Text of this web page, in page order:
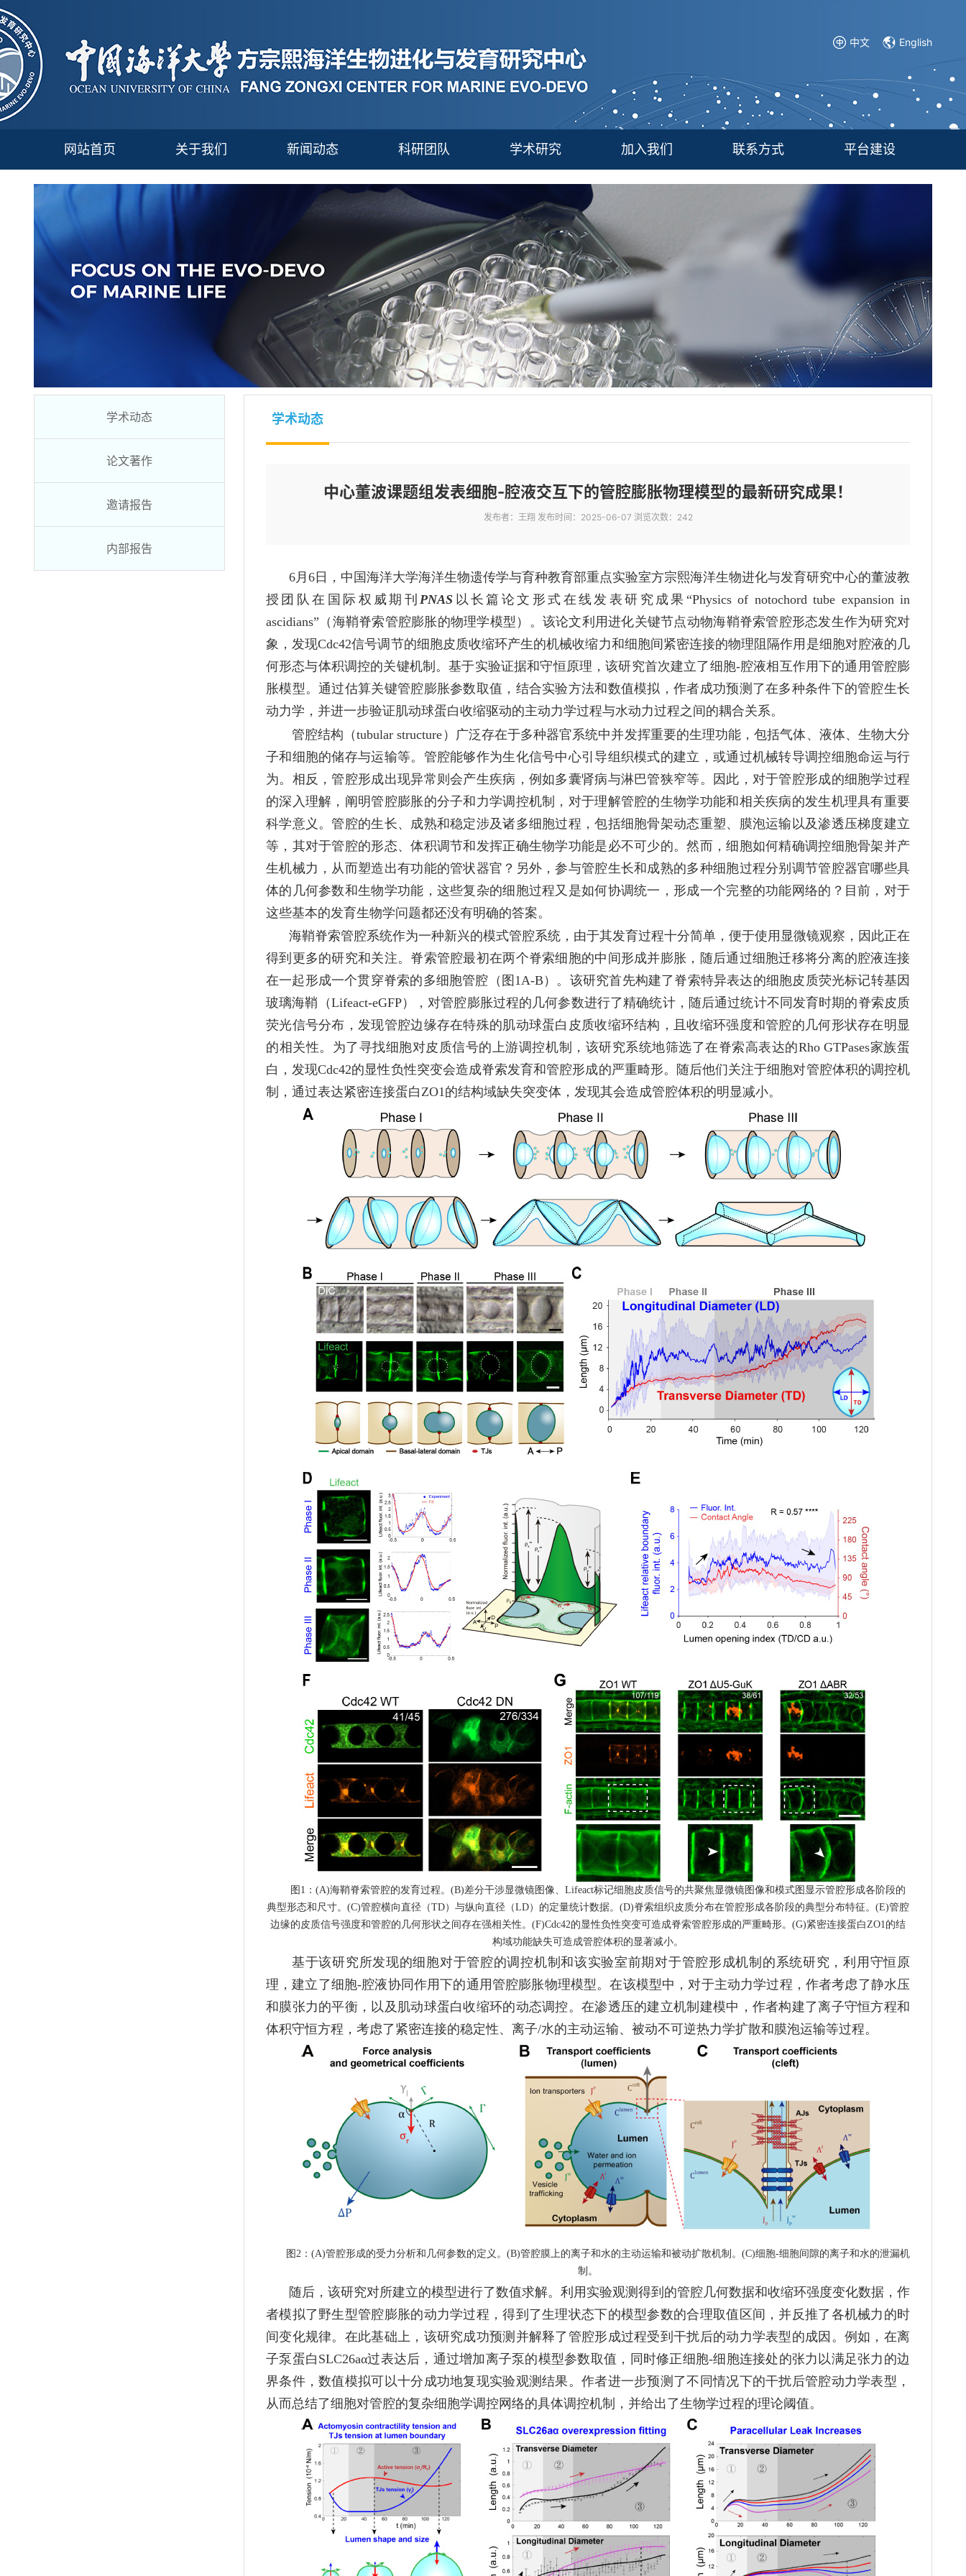
English
中文
网站首页 关于我们 新闻动态 科研团队 学术研究 加入我们 联系方式 平台建设
学术动态
论文著作
邀请报告
内部报告
学术动态
中心董波课题组发表细胞-腔液交互下的管腔膨胀物理模型的最新研究成果！
发布者：王翔 发布时间：2025-06-07 浏览次数： 242
6月6日，中国海洋大学海洋生物遗传学与育种教育部重点实验室方宗熙海洋生物进化与发育研究中心的董波教
授团队在国际权威期刊PNAS 以长篇论文形式在线发表研究成果“Physics of notochord tube expansion in
ascidians”（海鞘脊索管腔膨胀的物理学模型）。该论文利用进化关键节点动物海鞘脊索管腔形态发生作为研究对
象，发现Cdc42信号调节的细胞皮质收缩环产生的机械收缩力和细胞间紧密连接的物理阻隔作用是细胞对腔液的几
何形态与体积调控的关键机制。基于实验证据和守恒原理，该研究首次建立了细胞-腔液相互作用下的通用管腔膨
胀模型。通过估算关键管腔膨胀参数取值，结合实验方法和数值模拟，作者成功预测了在多种条件下的管腔生长
动力学，并进一步验证肌动球蛋白收缩驱动的主动力学过程与水动力过程之间的耦合关系。
管腔结构（tubular structure）广泛存在于多种器官系统中并发挥重要的生理功能，包括气体、液体、生物大分
子和细胞的储存与运输等。管腔能够作为生化信号中心引导组织模式的建立，或通过机械转导调控细胞命运与行
为。相反，管腔形成出现异常则会产生疾病，例如多囊肾病与淋巴管狭窄等。因此，对于管腔形成的细胞学过程
的深入理解，阐明管腔膨胀的分子和力学调控机制，对于理解管腔的生物学功能和相关疾病的发生机理具有重要
科学意义。管腔的生长、成熟和稳定涉及诸多细胞过程，包括细胞骨架动态重塑、膜泡运输以及渗透压梯度建立
等，其对于管腔的形态、体积调节和发挥正确生物学功能是必不可少的。然而，细胞如何精确调控细胞骨架并产
生机械力，从而塑造出有功能的管状器官？另外，参与管腔生长和成熟的多种细胞过程分别调节管腔器官哪些具
体的几何参数和生物学功能，这些复杂的细胞过程又是如何协调统一，形成一个完整的功能网络的？目前，对于
这些基本的发育生物学问题都还没有明确的答案。
海鞘脊索管腔系统作为一种新兴的模式管腔系统，由于其发育过程十分简单，便于使用显微镜观察，因此正在
得到更多的研究和关注。脊索管腔最初在两个脊索细胞的中间形成并膨胀，随后通过细胞迁移将分离的腔液连接
在一起形成一个贯穿脊索的多细胞管腔（ 图1A-B ）。该研究首先构建了脊索特异表达的细胞皮质荧光标记转基因
玻璃海鞘（Lifeact-eGFP），对管腔膨胀过程的几何参数进行了精确统计，随后通过统计不同发育时期的脊索皮质
荧光信号分布，发现管腔边缘存在特殊的肌动球蛋白皮质收缩环结构，且收缩环强度和管腔的几何形状存在明显
的相关性。为了寻找细胞对皮质信号的上游调控机制，该研究系统地筛选了在脊索高表达的Rho GTPases家族蛋
白，发现Cdc42的显性负性突变会造成脊索发育和管腔形成的严重畸形。随后他们关注于细胞对管腔体积的调控机
制，通过表达紧密连接蛋白ZO1的结构域缺失突变体，发现其会造成管腔体积的明显减小。
图1：(A)海鞘脊索管腔的发育过程。(B)差分干涉显微镜图像、Lifeact标记细胞皮质信号的共聚焦显微镜图像和模式图显示管腔形成各阶段的
典型形态和尺寸。(C)管腔横向直径（TD）与纵向直径（LD）的定量统计数据。(D)脊索组织皮质分布在管腔形成各阶段的典型分布特征。(E)管腔
边缘的皮质信号强度和管腔的几何形状之间存在强相关性。(F)Cdc42的显性负性突变可造成脊索管腔形成的严重畸形。(G)紧密连接蛋白ZO1的结
构域功能缺失可造成管腔体积的显著减小。
基于该研究所发现的细胞对于管腔的调控机制和该实验室前期对于管腔形成机制的系统研究，利用守恒原
理，建立了细胞-腔液协同作用下的通用管腔膨胀物理模型。在该模型中，对于主动力学过程，作者考虑了静水压
和膜张力的平衡，以及肌动球蛋白收缩环的动态调控。在渗透压的建立机制建模中，作者构建了离子守恒方程和
体积守恒方程，考虑了紧密连接的稳定性、离子/水的主动运输、被动不可逆热力学扩散和膜泡运输等过程。
图2：(A)管腔形成的受力分析和几何参数的定义。(B)管腔膜上的离子和水的主动运输和被动扩散机制。(C)细胞-细胞间隙的离子和水的泄漏机
制。
随后，该研究对所建立的模型进行了数值求解。利用实验观测得到的管腔几何数据和收缩环强度变化数据，作
者模拟了野生型管腔膨胀的动力学过程，得到了生理状态下的模型参数的合理取值区间，并反推了各机械力的时
间变化规律。在此基础上，该研究成功预测并解释了管腔形成过程受到干扰后的动力学表型的成因。例如，在离
子泵蛋白 SLC26aα过表达后，通过增加离子泵的模型参数取值，同时修正细胞-细胞连接处的张力以满足张力的边
界条件，数值模拟可以十分成功地复现实验观测结果。作者进一步预测了不同情况下的干扰后管腔动力学表型，
从而总结了细胞对管腔的复杂细胞学调控网络的具体调控机制，并给出了生物学过程的理论阈值。